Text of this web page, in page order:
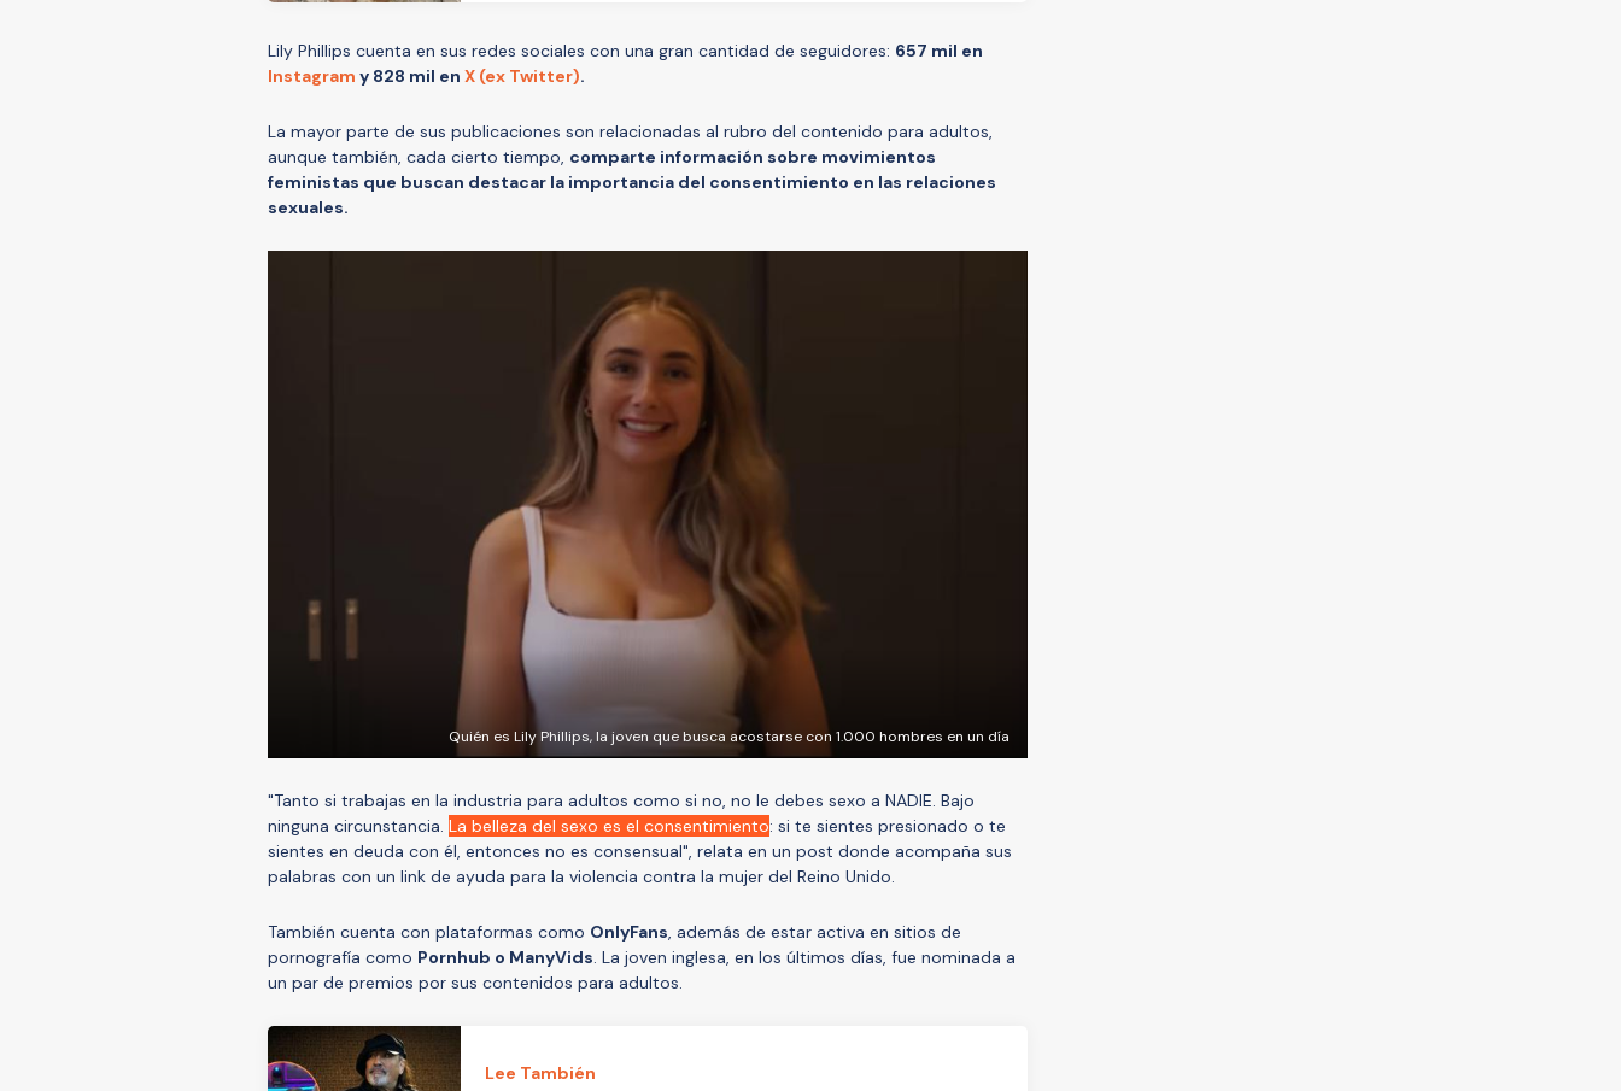
Lily Phillips cuenta en sus redes sociales con una gran cantidad de seguidores: 657 mil en
Instagram y 828 mil en X (ex Twitter).
La mayor parte de sus publicaciones son relacionadas al rubro del contenido para adultos,
aunque también, cada cierto tiempo, comparte información sobre movimientos
feministas que buscan destacar la importancia del consentimiento en las relaciones
sexuales.
Quién es Lily Phillips, la joven que busca acostarse con 1.000 hombres en un día
"Tanto si trabajas en la industria para adultos como si no, no le debes sexo a NADIE. Bajo
ninguna circunstancia. La belleza del sexo es el consentimiento: si te sientes presionado o te
sientes en deuda con él, entonces no es consensual", relata en un post donde acompaña sus
palabras con un link de ayuda para la violencia contra la mujer del Reino Unido.
También cuenta con plataformas como OnlyFans, además de estar activa en sitios de
pornografía como Pornhub o ManyVids. La joven inglesa, en los últimos días, fue nominada a
un par de premios por sus contenidos para adultos.
Lee También